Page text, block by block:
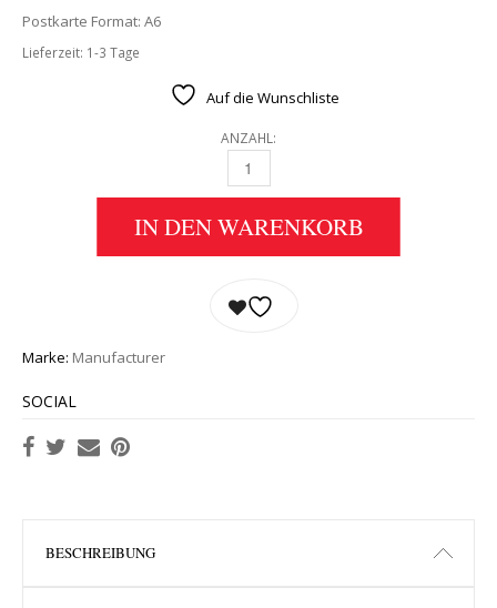
Postkarte Format: A6
Lieferzeit: 1-3 Tage
Auf die Wunschliste
ANZAHL:
POSTKARTE ALBUM COVER LET IT
IN DEN WARENKORB
Marke: Manufacturer
SOCIAL
BESCHREIBUNG